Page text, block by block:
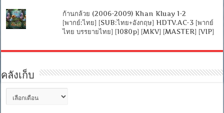
ก้านกล้วย (2006-2009) Khan Kluay 1-2
[พากย์:ไทย] [SUB:ไทย+อังกฤษ] HDTV.AC-3 [พากย์
ไทย บรรยายไทย] [1080p] [MKV] [MASTER] [VIP]
คลังเก็บ
เก็บ